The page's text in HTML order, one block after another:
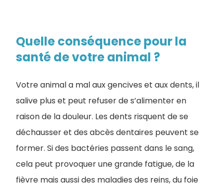
Quelle conséquence pour la
santé de votre animal ?
Votre animal a mal aux gencives et aux dents, il
salive plus et peut refuser de s’alimenter en
raison de la douleur. Les dents risquent de se
déchausser et des abcès dentaires peuvent se
former. Si des bactéries passent dans le sang,
cela peut provoquer une grande fatigue, de la
fièvre mais aussi des maladies des reins, du foie